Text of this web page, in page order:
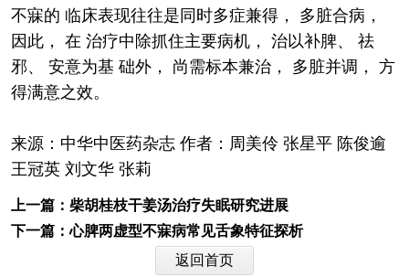
不寐的 临床表现往往是同时多症兼得， 多脏合病，
因此， 在 治疗中除抓住主要病机， 治以补脾、 祛
邪、 安意为基 础外， 尚需标本兼治， 多脏并调， 方
得满意之效。
来源：中华中医药杂志 作者：周美伶 张星平 陈俊逾
王冠英 刘文华 张莉
上一篇： 柴胡桂枝干姜汤治疗失眠研究进展
下一篇：心脾两虚型不寐病常见舌象特征探析
返回首页